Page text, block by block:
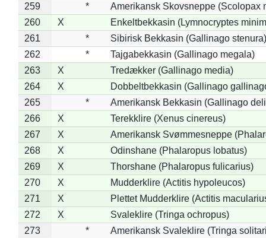
259
*
Amerikansk Skovsneppe (Scolopax
260
X
Enkeltbekkasin (Lymnocryptes
261
*
Sibirisk Bekkasin (Gallinago stenura)
262
*
Tajgabekkasin (Gallinago megala)
263
X
Tredækker (Gallinago media)
264
X
Dobbeltbekkasin (Gallinago
265
*
Amerikansk Bekkasin (Gallinago
266
X
Terekklire (Xenus cinereus)
267
X
Amerikansk Svømmesneppe
268
X
Odinshane (Phalaropus lobatus)
269
X
Thorshane (Phalaropus fulicarius)
270
X
Mudderklire (Actitis hypoleucos)
271
X
Plettet Mudderklire (Actitis
272
X
Svaleklire (Tringa ochropus)
273
*
Amerikansk Svaleklire (Tringa